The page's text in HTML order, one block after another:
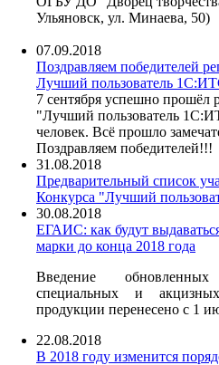
Ульяновск, ул. Минаева, 50)
07.09.2018
Поздравляем победителей
Лучший пользователь
7 сентября успешно прошёл
"Лучший пользователь
человек. Всё прошло
Поздравляем победителей!!!
31.08.2018
Предварительный список
Конкурса "Лучший
30.08.2018
ЕГАИС: как будут
марки до конца 2018 года
Введение
специальных и
продукции перенесено с 1
22.08.2018
В 2018 году изменится